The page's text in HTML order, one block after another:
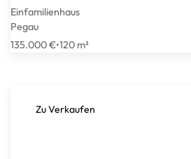
Einfamilienhaus
Pegau
135.000 €•120 m²
Zu Verkaufen